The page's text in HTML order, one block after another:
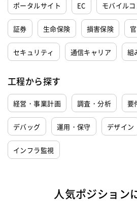
ポータルサイト EC モバイル
証券 生命保険 損害保険
セキュリティ 通信キャリア 組
工程から探す
経営・事業計画 調査・分析 要
デバッグ 運用・保守 デザイン
インフラ監視
人気ポジション